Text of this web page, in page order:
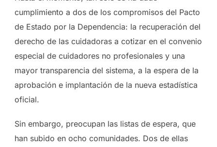
cumplimiento a dos de los compromisos del Pacto
de Estado por la Dependencia: la recuperación del
derecho de las cuidadoras a cotizar en el convenio
especial de cuidadores no profesionales y una
mayor transparencia del sistema, a la espera de la
aprobación e implantación de la nueva estadística
oficial.
Sin embargo, preocupan las listas de espera, que
han subido en ocho comunidades. Dos de ellas